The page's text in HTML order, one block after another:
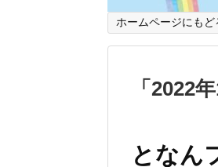
ホームページにもど
「 2022年
となん